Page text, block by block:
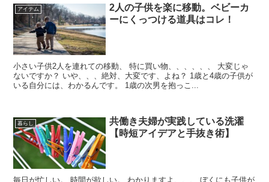
アイテム
2人の子供を楽に移動。ベビーカ
ーにくっつける道具はコレ！
小さい子供2人を連れての移動、 特に買い物、、、、、、 大変じゃ
ないですか？ いや、、、絶対、大変です、よね？ 1歳と4歳の子供が
いる自分には、わかるんです。 1歳の次男を抱っこ...
暮らし
共働き夫婦が実践している洗濯
【時短アイデアと手抜き術】
毎日が忙しい。 時間が欲しい。 わかりますよ、、、 ぼくにも子供が